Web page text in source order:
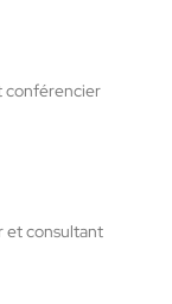
conférencier
et consultant